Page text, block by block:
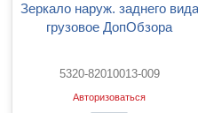
Зеркало наруж. заднего вида
грузовое ДопОбзора
5320-82010013-009
Авторизоваться